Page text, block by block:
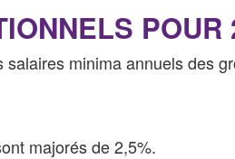
POUR
minima annuels des
majorés de 2,5%.